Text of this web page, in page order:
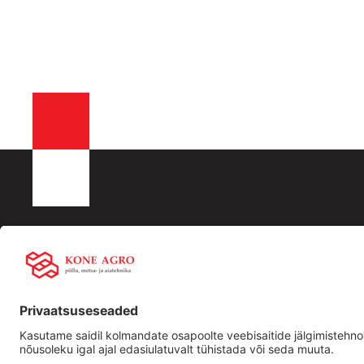
Registrikood: 16532288
Männiku tee 104, 11216,Tallinn
+372 506 2352
SEB